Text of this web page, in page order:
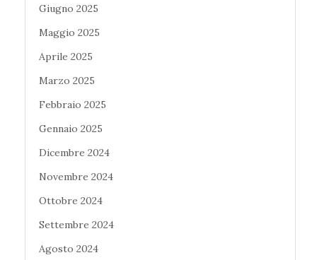
Giugno 2025
Maggio 2025
Aprile 2025
Marzo 2025
Febbraio 2025
Gennaio 2025
Dicembre 2024
Novembre 2024
Ottobre 2024
Settembre 2024
Agosto 2024